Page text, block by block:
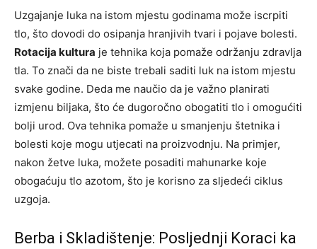
Uzgajanje luka na istom mjestu godinama može iscrpiti
tlo, što dovodi do osipanja hranjivih tvari i pojave bolesti.
Rotacija kultura je tehnika koja pomaže održanju zdravlja
tla. To znači da ne biste trebali saditi luk na istom mjestu
svake godine. Deda me naučio da je važno planirati
izmjenu biljaka, što će dugoročno obogatiti tlo i omogućiti
bolji urod. Ova tehnika pomaže u smanjenju štetnika i
bolesti koje mogu utjecati na proizvodnju. Na primjer,
nakon žetve luka, možete posaditi mahunarke koje
obogaćuju tlo azotom, što je korisno za sljedeći ciklus
uzgoja.
Berba i Skladištenje: Posljednji Koraci ka